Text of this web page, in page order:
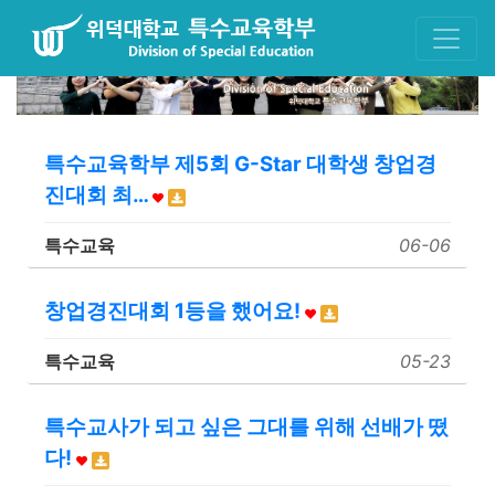
특수교육학부 제5회 G-Star 대학생 창업경
진대회 최…
특수교육 06-06
창업경진대회 1등을 했어요!
특수교육 05-23
특수교사가 되고 싶은 그대를 위해 선배가 떴
다!